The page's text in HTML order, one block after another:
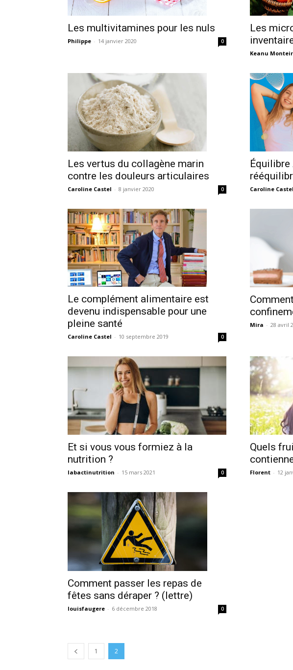
Les multivitamines pour les nuls
Philippe - 14 janvier 2020 0
Les
Keanu
Les vertus du collagène marin
contre les douleurs articulaires
Caroline Castel - 8 janvier 2020 0
Équilibre
Caroline Castel
Le complément alimentaire est
devenu indispensable pour une
pleine santé
Caroline Castel - 10 septembre 2019 0
Mira - 28 avril
Et si vous vous formiez à la
nutrition ?
labactinutrition - 15 mars 2021 0
Quels
Florent - 12
Comment passer les repas de
fêtes sans déraper ? (lettre)
louisfaugere - 6 décembre 2018 0
1 2